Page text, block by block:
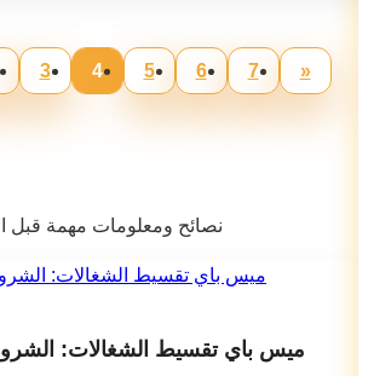
3 4 5 6 7 »
نصائح ومعلومات مهمة قبل
ميس باي تقسيط الشغالات: